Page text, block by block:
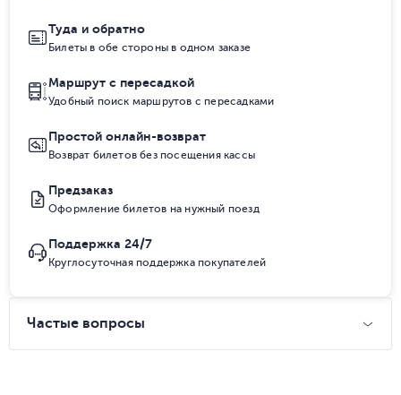
Туда и обратно
Билеты в обе стороны в одном заказе
Маршрут с пересадкой
Удобный поиск маршрутов с пересадками
Простой онлайн-возврат
Возврат билетов без посещения кассы
Предзаказ
Оформление билетов на нужный поезд
Поддержка 24/7
Круглосуточная поддержка покупателей
Частые вопросы